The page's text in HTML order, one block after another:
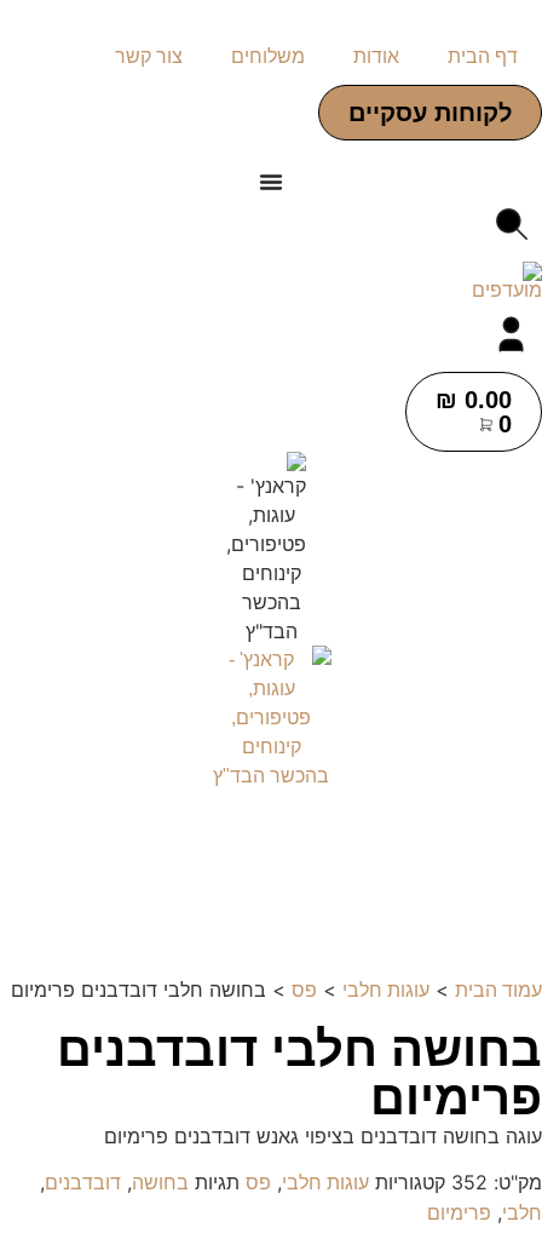
דף הבית אודות משלוחים צור קשר
לקוחות עסקיים
₪ 0.00
0
עמוד הבית > עוגות חלבי > פס > בחושה חלבי דובדבנים פרימיום
בחושה חלבי דובדבנים
פרימיום
עוגה בחושה דובדבנים בציפוי גאנש דובדבנים פרימיום
מק"ט: 352 קטגוריות עוגות חלבי, פס תגיות בחושה, דובדבנים,
חלבי, פרימיום